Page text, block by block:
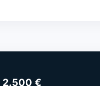
2.500 €